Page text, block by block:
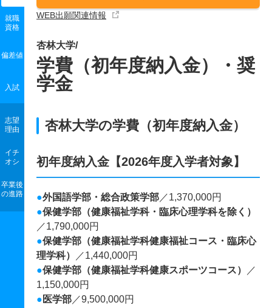
WEB出願関連情報
就職
資格
偏差値
入試
志望
理由
イチ
オシ
卒業後
の進路
杏林大学/
学費（初年度納入金）・奨
学金
杏林大学の学費（初年度納入金）
初年度納入金【2026年度入学者対象】
●外国語学部・総合政策学部 ／1,370,000円
●保健学部（健康福祉学科・臨床心理学科を除く）
／1,790,000円
●保健学部（健康福祉学科健康福祉コース・臨床心
理学科）
／1,440,000円
●保健学部（健康福祉学科健康スポーツコース）
／
1,150,000円
● 医学部 ／9,500,000円